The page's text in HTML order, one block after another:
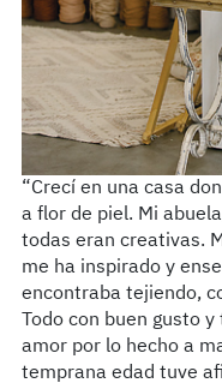
“Crecí en una casa
a flor de piel. Mi
todas eran creativas.
me ha inspirado y
encontraba tejiendo,
Todo con buen gusto
amor por lo hecho a
temprana edad tuve